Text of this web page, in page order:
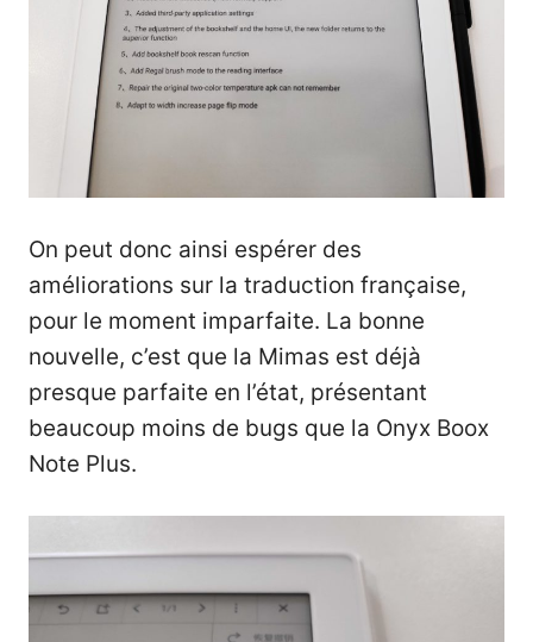
On peut donc ainsi espérer des
améliorations sur la traduction française,
pour le moment imparfaite. La bonne
nouvelle, c’est que la Mimas est déjà
presque parfaite en l’état, présentant
beaucoup moins de bugs que la Onyx Boox
Note Plus.